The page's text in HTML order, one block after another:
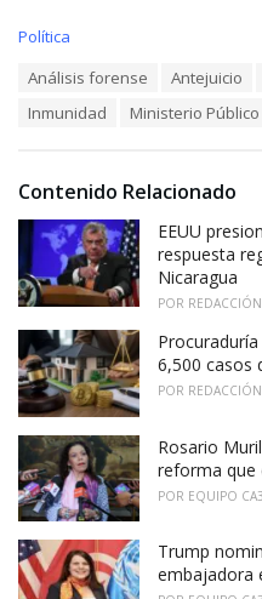
C
i
Política
Análisis forense Antejuicio
Inmunidad
Ministerio Público
Contenido Relacionado
EEUU
respuesta
Nicaragua
POR
6,500 casos
POR
Rosario
reforma que
POR EQUIPO
Trump
embajadora